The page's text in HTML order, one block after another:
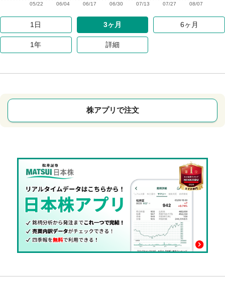
08/07
07/27
07/13
06/30
06/17
06/04
05/22
1日 3ヶ月 6ヶ月
1年 詳細
株アプリで注文